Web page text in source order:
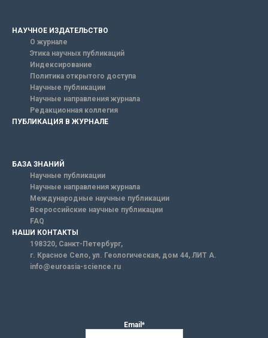
НАУЧНОЕ ИЗДАТЕЛЬСТВО
О журнале
Этика научных публикаций
Индексирование
Политика открытого доступа
Научные публикации
Научные направления журнала
Редакционная коллегия
ПУБЛИКАЦИЯ В ЖУРНАЛЕ
БАЗА ЗНАНИЙ
Научные публикации
Научные направления журнала
Международные научные публикации
Всероссийские научные публикации
FAQ
НАШИ КОНТАКТЫ
198320, Санкт-Петербург,
г. Красное Село, ул. Геологическая, дом 44, ЛИТ А.
info@euroasia-science.ru
Email*